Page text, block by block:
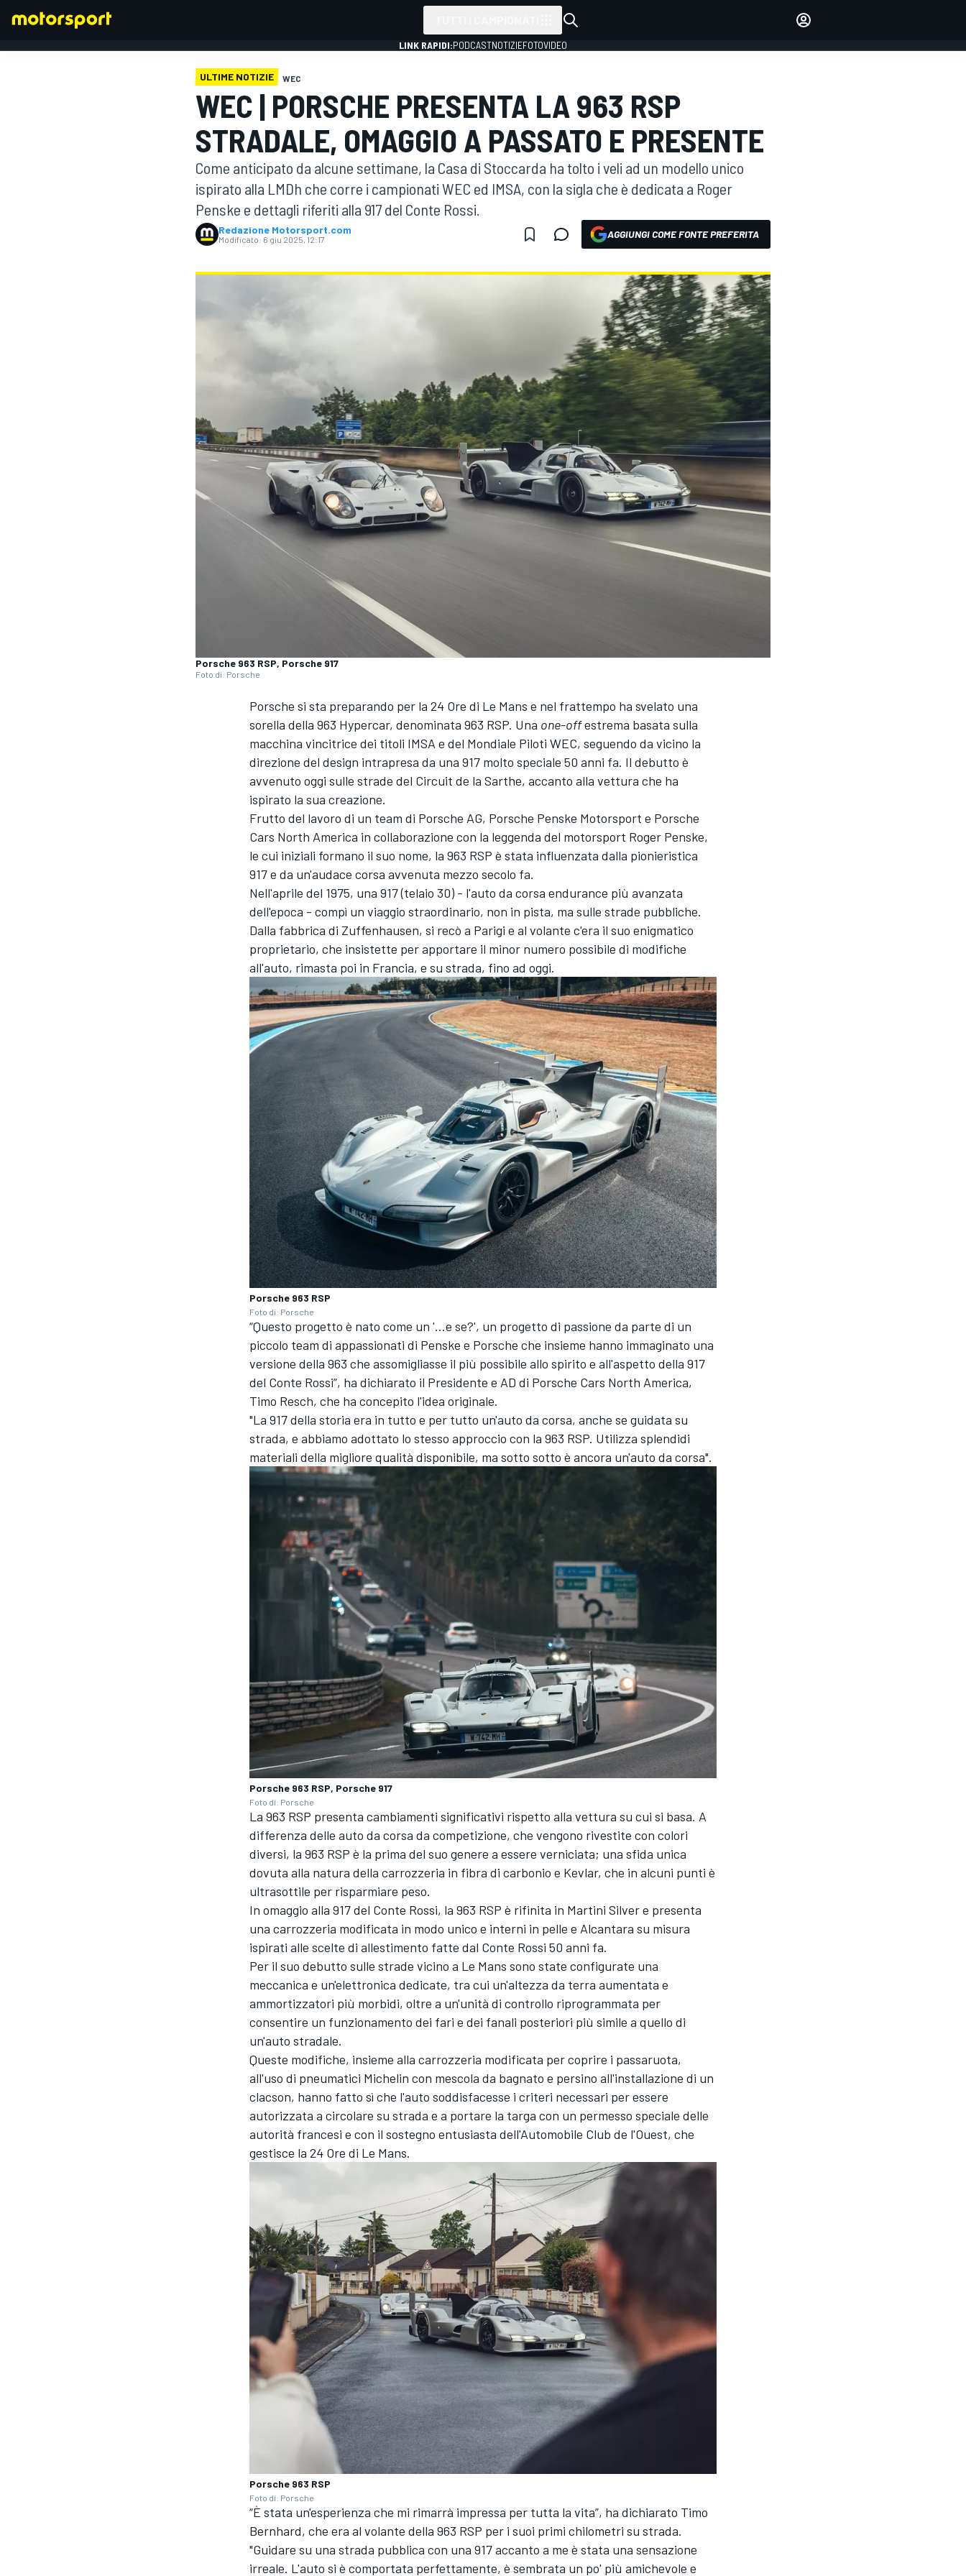
ACCEDI
LINK RAPIDI:PODCASTNOTIZIEFOTOVIDEO
ULTIME NOTIZIE WEC
WEC | PORSCHE PRESENTA LA 963 RSP
STRADALE, OMAGGIO A PASSATO E PRESENTE
Come anticipato da alcune settimane, la Casa di Stoccarda ha tolto i veli ad un modello unico
ispirato alla LMDh che corre i campionati WEC ed IMSA, con la sigla che è dedicata a Roger
Penske e dettagli riferiti alla 917 del Conte Rossi.
Redazione Motorsport.com
Modificato: 6 giu 2025, 12:17 AGGIUNGI COME FONTE PREFERITA
Porsche 963 RSP, Porsche 917
Foto di: Porsche
Porsche si sta preparando per la 24 Ore di Le Mans e nel frattempo ha svelato una
sorella della 963 Hypercar, denominata 963 RSP. Una one-offestrema basata sulla
macchina vincitrice dei titoli IMSA e del Mondiale Piloti WEC, seguendo da vicino la
direzione del design intrapresa da una 917 molto speciale 50 anni fa. Il debutto è
avvenuto oggi sulle strade del Circuit de la Sarthe, accanto alla vettura che ha
ispirato la sua creazione.
Frutto del lavoro di un team di Porsche AG, Porsche Penske Motorsport e Porsche
Cars North America in collaborazione con la leggenda del motorsport Roger Penske,
le cui iniziali formano il suo nome, la 963 RSP è stata influenzata dalla pionieristica
917 e da un'audace corsa avvenuta mezzo secolo fa.
Nell'aprile del 1975, una 917 (telaio 30) - l'auto da corsa endurance più avanzata
dell'epoca - compì un viaggio straordinario, non in pista, ma sulle strade pubbliche.
Dalla fabbrica di Zuffenhausen, si recò a Parigi e al volante c'era il suo enigmatico
proprietario, che insistette per apportare il minor numero possibile di modifiche
all'auto, rimasta poi in Francia, e su strada, fino ad oggi.
Porsche 963 RSP
Foto di: Porsche
“Questo progetto è nato come un '...e se?', un progetto di passione da parte di un
piccolo team di appassionati di Penske e Porsche che insieme hanno immaginato una
versione della 963 che assomigliasse il più possibile allo spirito e all'aspetto della 917
del Conte Rossi”, ha dichiarato il Presidente e AD di Porsche Cars North America,
Timo Resch, che ha concepito l'idea originale.
"La 917 della storia era in tutto e per tutto un'auto da corsa, anche se guidata su
strada, e abbiamo adottato lo stesso approccio con la 963 RSP. Utilizza splendidi
materiali della migliore qualità disponibile, ma sotto sotto è ancora un'auto da corsa".
Porsche 963 RSP, Porsche 917
Foto di: Porsche
La 963 RSP presenta cambiamenti significativi rispetto alla vettura su cui si basa. A
differenza delle auto da corsa da competizione, che vengono rivestite con colori
diversi, la 963 RSP è la prima del suo genere a essere verniciata; una sfida unica
dovuta alla natura della carrozzeria in fibra di carbonio e Kevlar, che in alcuni punti è
ultrasottile per risparmiare peso.
In omaggio alla 917 del Conte Rossi, la 963 RSP è rifinita in Martini Silver e presenta
una carrozzeria modificata in modo unico e interni in pelle e Alcantara su misura
ispirati alle scelte di allestimento fatte dal Conte Rossi 50 anni fa.
Per il suo debutto sulle strade vicino a Le Mans sono state configurate una
meccanica e un'elettronica dedicate, tra cui un'altezza da terra aumentata e
ammortizzatori più morbidi, oltre a un'unità di controllo riprogrammata per
consentire un funzionamento dei fari e dei fanali posteriori più simile a quello di
un'auto stradale.
Queste modifiche, insieme alla carrozzeria modificata per coprire i passaruota,
all'uso di pneumatici Michelin con mescola da bagnato e persino all'installazione di un
clacson, hanno fatto sì che l'auto soddisfacesse i criteri necessari per essere
autorizzata a circolare su strada e a portare la targa con un permesso speciale delle
autorità francesi e con il sostegno entusiasta dell'Automobile Club de l'Ouest, che
gestisce la 24 Ore di Le Mans.
Porsche 963 RSP
Foto di: Porsche
“È stata un'esperienza che mi rimarrà impressa per tutta la vita”, ha dichiarato Timo
Bernhard, che era al volante della 963 RSP per i suoi primi chilometri su strada.
"Guidare su una strada pubblica con una 917 accanto a me è stata una sensazione
irreale. L'auto si è comportata perfettamente, è sembrata un po' più amichevole e